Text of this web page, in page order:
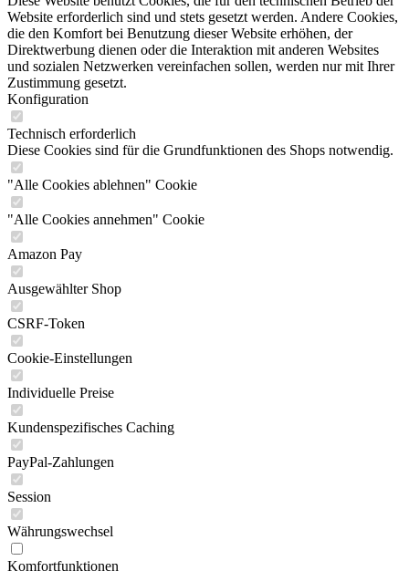
Website erforderlich sind und stets gesetzt werden. Andere Cookies,
die den Komfort bei Benutzung dieser Website erhöhen, der
Direktwerbung dienen oder die Interaktion mit anderen Websites
und sozialen Netzwerken vereinfachen sollen, werden nur mit Ihrer
Zustimmung gesetzt.
Konfiguration
Technisch erforderlich
Diese Cookies sind für die Grundfunktionen des Shops notwendig.
"Alle Cookies ablehnen" Cookie
"Alle Cookies annehmen" Cookie
Amazon Pay
Ausgewählter Shop
CSRF-Token
Cookie-Einstellungen
Individuelle Preise
Kundenspezifisches Caching
PayPal-Zahlungen
Session
Währungswechsel
Komfortfunktionen